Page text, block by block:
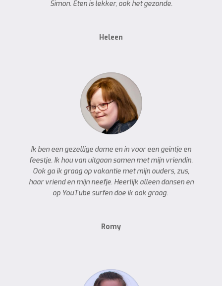
Simon. Eten is lekker, ook het gezonde.
Heleen
Ik ben een gezellige dame en in voor een geintje en
feestje. Ik hou van uitgaan samen met mijn vriendin.
Ook ga ik graag op vakantie met mijn ouders, zus,
haar vriend en mijn neefje. Heerlijk alleen dansen en
op YouTube surfen doe ik ook graag.
Romy